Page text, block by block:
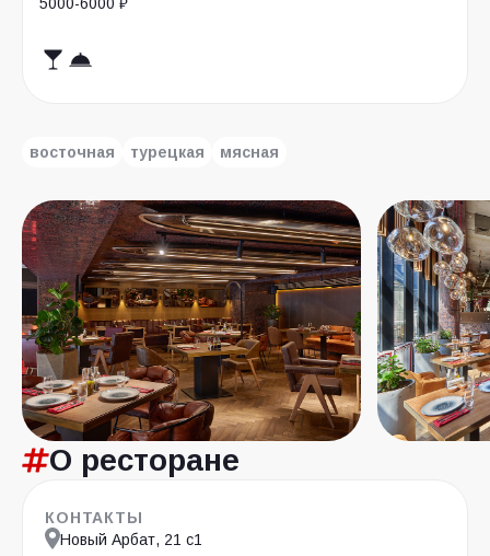
восточная турецкая мясная
О ресторане
КОНТАКТЫ
Новый Арбат, 21 с1